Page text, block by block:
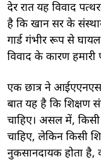
देर रात यह विवाद
है कि खान सर के
गार्ड गंभीर रूप से
विवाद के कारण
एक छात्र ने
बात यह है कि शिक्षण
चाहिए। असल में,
चाहिए, लेकिन किसी
नुकसानदायक होता है,